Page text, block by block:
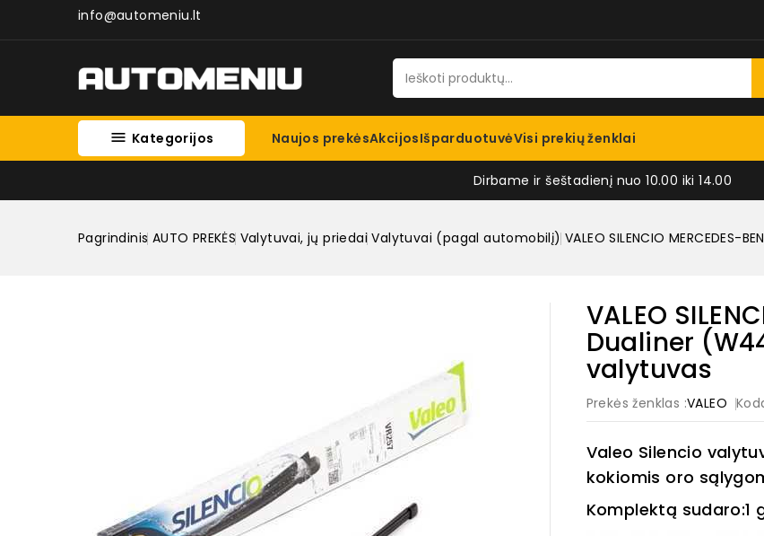
info@automeniu.lt
 Kategorijos Naujos prekėsAkcijosIšparduotuvėVisi prekių ženklai
Dirbame ir šeštadienį nuo 10.00 iki 14.00
Pagrindinis AUTO PREKĖS Valytuvai, jų priedai Valytuvai (pagal automobilį) VALEO SILENCIO
VALEO
Dualiner
valytuvas
Prekės ženklas :VALEO
Valeo Silencio
kokiomis oro
Komplektą sudaro:1